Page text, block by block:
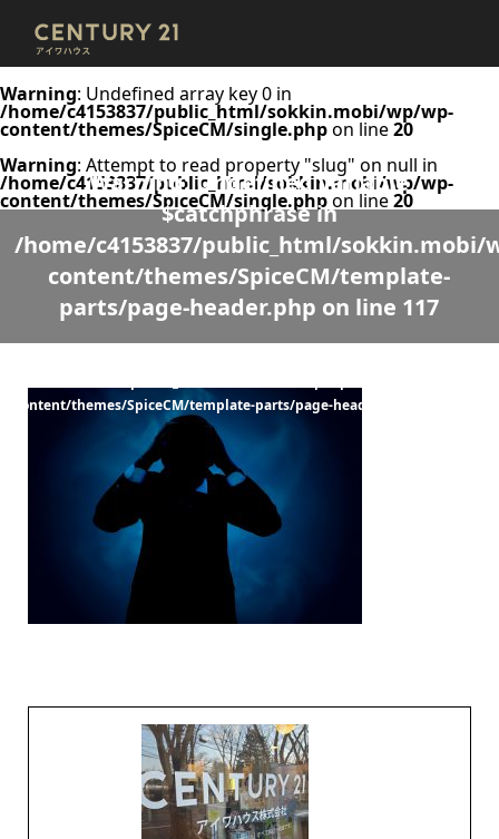
Warning: Undefined array key 0 in
/home/c4153837/public_html/sokkin.mobi/wp/wp-
content/themes/SpiceCM/single.phpon line20
Warning: Attempt to read property "slug" on null in
/home/c4153837/public_html/sokkin.mobi/wp/wp-
content/themes/SpiceCM/single.phpon line20
Warning: Undefined variable
$catchphrase in
/home/c4153837/public_html/sokkin.mobi/
content/themes/SpiceCM/template-
parts/page-header.php on line 117
content/themes/SpiceCM/template-parts/page-header.php